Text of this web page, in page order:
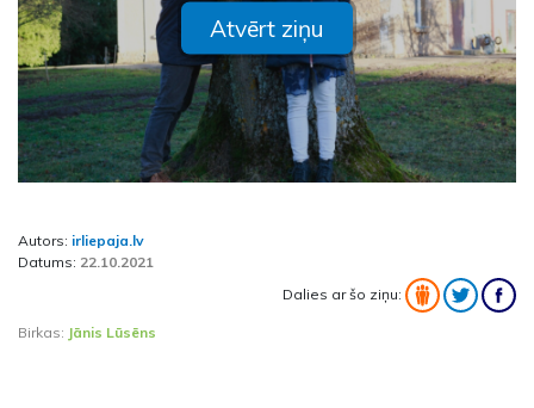
Atvērt ziņu
Autors: irliepaja.lv
Datums: 22.10.2021
Dalies ar šo ziņu:
Birkas: Jānis Lūsēns